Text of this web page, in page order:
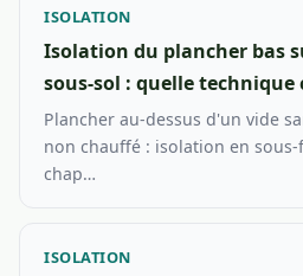
ISOLATION
Isolation du plancher bas
sous-sol : quelle technique
Plancher au-dessus d'un vide
non chauffé : isolation en
chap…
ISOLATION